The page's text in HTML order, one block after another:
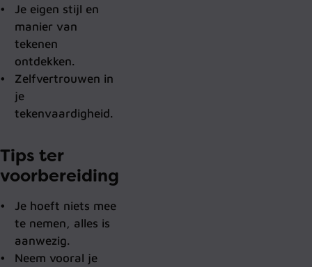
Je eigen stijl en
manier van
tekenen
ontdekken.
Zelfvertrouwen in
je
tekenvaardigheid.
Tips ter
voorbereiding
Je hoeft niets mee
te nemen, alles is
aanwezig.
Neem vooral je